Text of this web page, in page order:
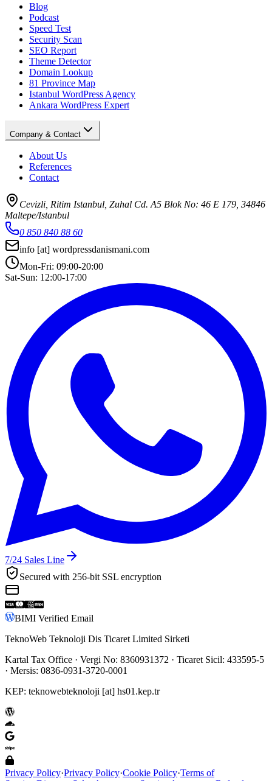
Blog
Podcast
Speed Test
Security Scan
SEO Report
Theme Detector
Domain Lookup
81 Province Map
Istanbul WordPress Agency
Ankara WordPress Expert
Company & Contact
About Us
References
Contact
Cevizli, Ritim Istanbul, Zuhal Cd. A5 Blok No: 46 E 179, 34846
Maltepe/Istanbul
0 850 840 88 60
info [at] wordpressdanismani.com
Mon-Fri: 09:00-20:00
Sat-Sun: 12:00-17:00
7/24 Sales Line
Secured with 256-bit SSL encryption
BIMI Verified Email
TeknoWeb Teknoloji Dis Ticaret Limited Sirketi
Kartal Tax Office · Vergi No: 8360931372 · Ticaret Sicil: 433595-5
· Mersis: 0836-0931-3720-0001
KEP: teknowebteknoloji [at] hs01.kep.tr
Privacy Policy·Privacy Policy·Cookie Policy·Terms of